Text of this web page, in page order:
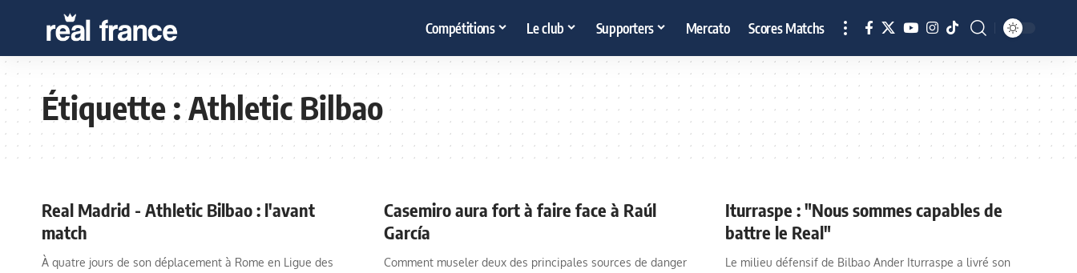
Compétitions Le club Supporters Mercato Scores Matchs
Étiquette :Athletic Bilbao
Real Madrid - Athletic Bilbao : l'avant
match
À quatre jours de son déplacement à Rome en Ligue des
Casemiro aura fort à faire face à Raúl
García
Comment museler deux des principales sources de danger
Iturraspe : "Nous sommes capables de
battre le Real"
Le milieu défensif de Bilbao Ander Iturraspe a livré son